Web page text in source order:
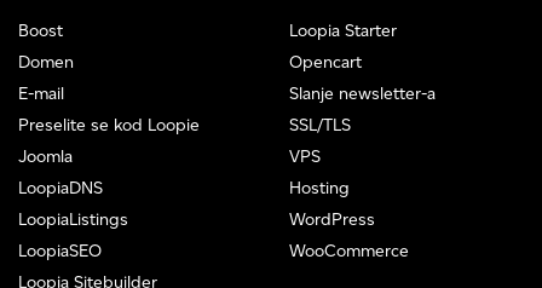
Boost
Domen
E-mail
Preselite se kod Loopie
Joomla
LoopiaDNS
LoopiaListings
LoopiaSEO
Loopia Sitebuilder
Loopia Starter
Opencart
Slanje newsletter-a
SSL/TLS
VPS
Hosting
WordPress
WooCommerce